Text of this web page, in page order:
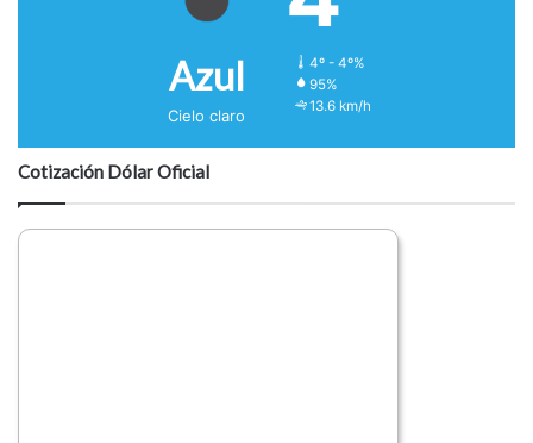
Azul
Cielo claro
4º - 4º%
95%
13.6 km/h
Cotización Dólar Oficial